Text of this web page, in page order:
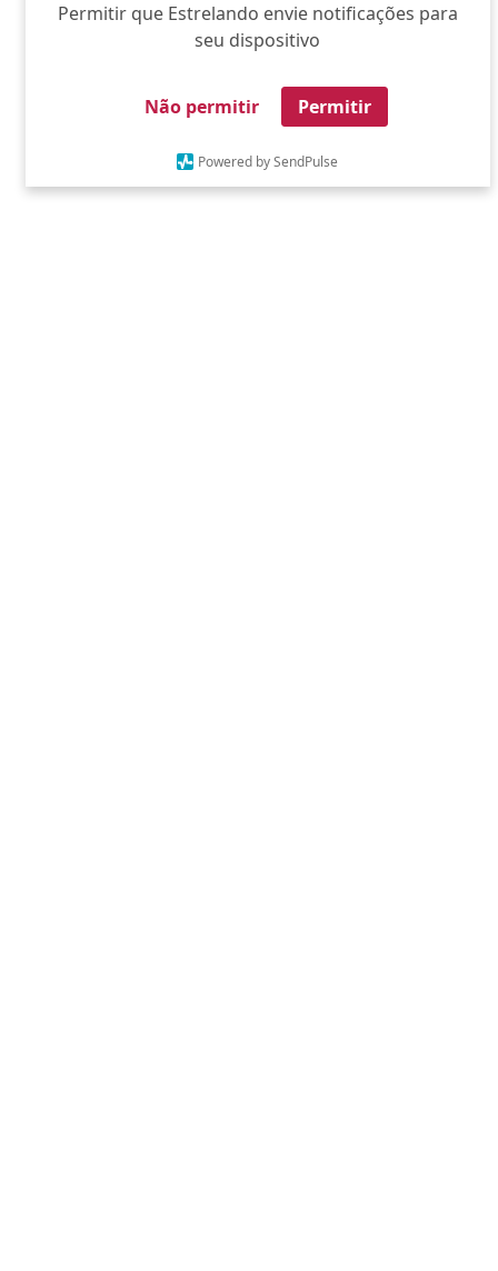
Permitir que Estrelando envie notificações para
seu dispositivo
Não permitir Permitir
Powered by SendPulse